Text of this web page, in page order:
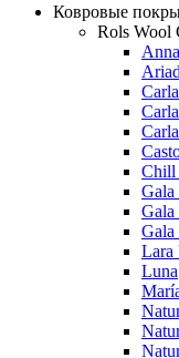
Ковровые
Rols Wool
Chill
Gala
Gala
Lara
Luna